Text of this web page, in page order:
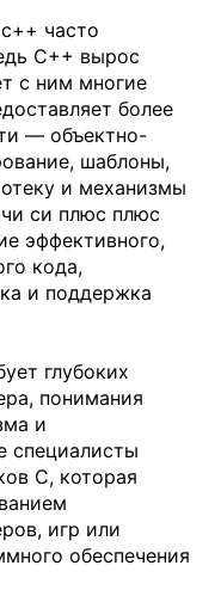
часто
C++ вырос
с ним многие
более
— объектно-
шаблоны,
и механизмы
си плюс плюс
эффективного,
кода,
и поддержка
глубоких
понимания
и
специалисты
C, которая
игр или
обеспечения